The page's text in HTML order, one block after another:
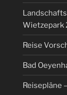
Wietzepark
Reise
Bad
Reisepläne